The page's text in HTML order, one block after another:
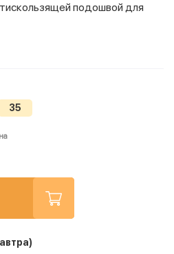
подошвой для
35